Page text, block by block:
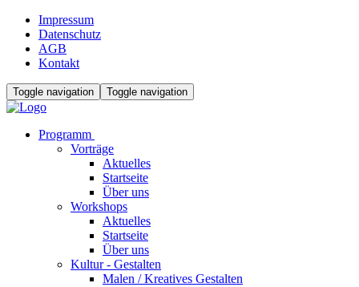
Impressum
Datenschutz
AGB
Kontakt
Toggle navigation Toggle navigation
Programm
Vorträge
Aktuelles
Startseite
Über uns
Workshops
Aktuelles
Startseite
Über uns
Kultur - Gestalten
Malen / Kreatives Gestalten